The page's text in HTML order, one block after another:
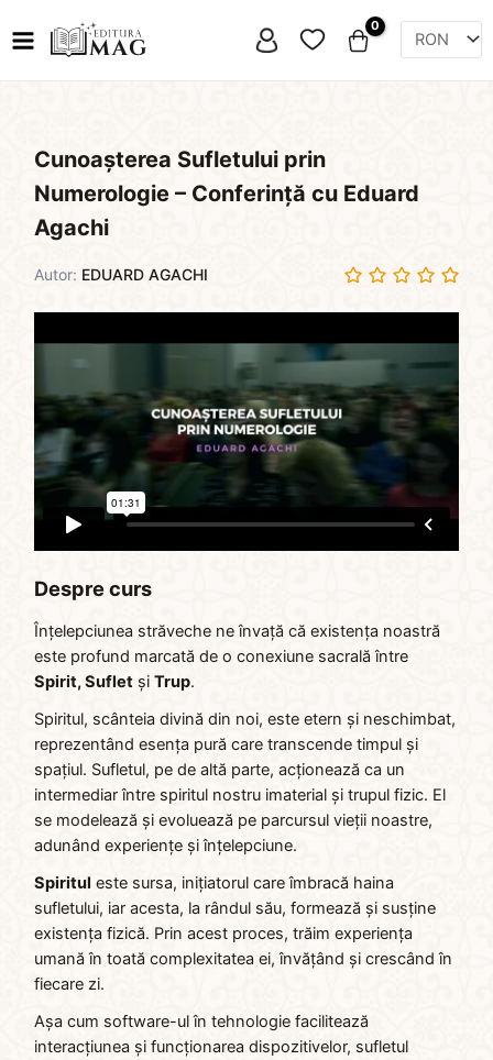
to
Favorite
Cunoașterea Sufletului prin
Numerologie – Conferință cu Eduard
Agachi
Autor: EDUARD AGACHI
Despre curs
Înțelepciunea străveche ne învață că existența noastră
este profund marcată de o conexiune sacrală între
Spirit, Sufletși Trup.
Spiritul, scânteia divină din noi, este etern și neschimbat,
reprezentând esența pură care transcende timpul și
spațiul. Sufletul, pe de altă parte, acționează ca un
intermediar între spiritul nostru imaterial și trupul fizic. El
se modelează și evoluează pe parcursul vieții noastre,
adunând experiențe și înțelepciune.
Spiritul este sursa, inițiatorul care îmbracă haina
sufletului, iar acesta, la rândul său, formează și susține
existența fizică. Prin acest proces, trăim experiența
umană în toată complexitatea ei, învățând și crescând în
fiecare zi.
Așa cum software-ul în tehnologie facilitează
interacțiunea și funcționarea dispozitivelor, sufletul